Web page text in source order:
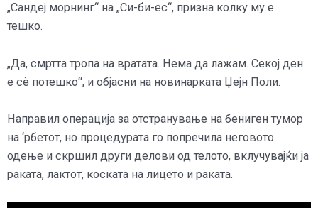
„Сандеј морнинг“ на „Си-би-ес“, призна колку му е
тешко.
„Да, смртта тропа на вратата. Нема да лажам. Секој ден
е сѐ потешко“, и објасни на новинарката Џејн Поли.
Направил операција за отстранување на бениген тумор
на ‘рбетот, но процедурата го попречила неговото
одење и скршил други делови од телото, вклучувајќи ја
раката, лактот, коската на лицето и раката.